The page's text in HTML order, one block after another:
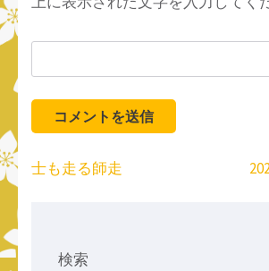
投
士も走る師走
検索